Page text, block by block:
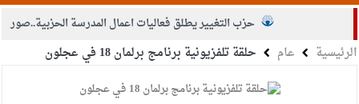
حزب التغيير يطلق فعاليات اعمال المدرسة الحزبية..صور
الجيش يفتح باب التجنيد لحملة البكالوريوس في الحقوق والقانون
بيان اجتماع عمّان:دعم الوصاية الهاشمية التاريخية على المقدسات
الرئيسية عام حلقة تلفزيونية برنامج برلمان 18 في عجلون